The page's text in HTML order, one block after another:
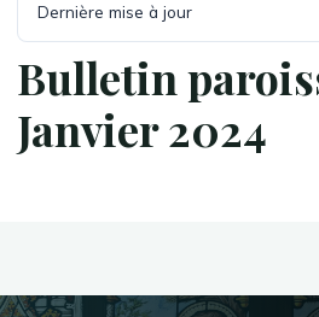
Dernière mise à jour
Bulletin
Janvier 2024